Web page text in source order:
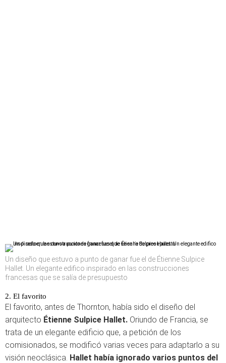
Un diseño que estuvo a punto de ganar fue el de Étienne Sulpice
Hallet. Un elegante edifico inspirado en las construcciones
francesas que se salía de presupuesto
2. El favorito
El favorito, antes de Thornton, había sido el diseño del
arquitecto Étienne Sulpice Hallet. Oriundo de Francia, se
trata de un elegante edificio que, a petición de los
comisionados, se modificó varias veces para adaptarlo a su
visión neoclásica. Hallet había ignorado varios puntos del